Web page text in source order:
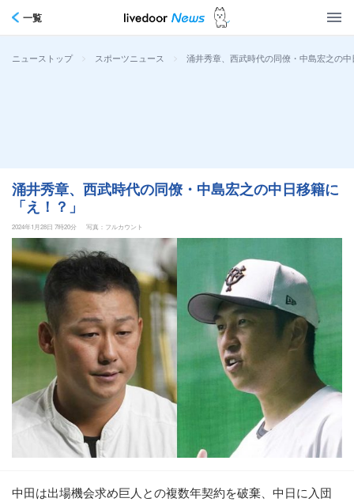
一覧
ニューストップ > スポーツニュース > 涌井秀章、西武時代の同僚・中島宏之の
涌井秀章、西武時代の同僚・中島宏之の中日移籍に
「え！？」
2024年1月28日 7時20分 写真：フルカウント
中田は出場機会求め巨人との複数年契約を破棄、中日に入団